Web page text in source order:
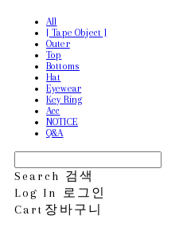
All
[ Tape Object ]
Outer
Top
Bottoms
Hat
Eyewear
Key Ring
Acc
NOTICE
Q&A
Search 검색
Log In
로그인
Cart 장바구니